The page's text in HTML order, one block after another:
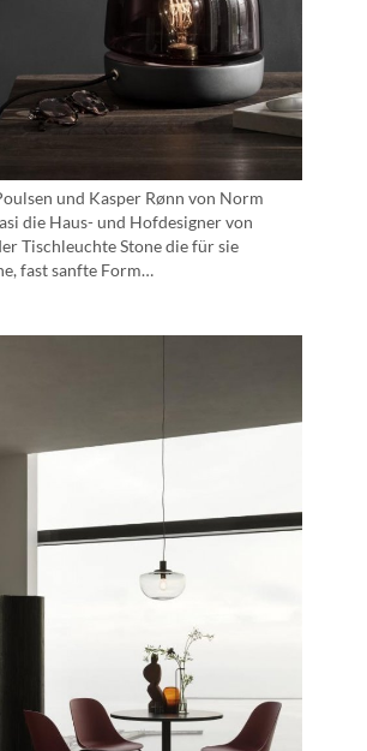
und Kasper Rønn von Norm
die Haus- und Hofdesigner von
Tischleuchte Stone die für sie
fast sanfte Form…